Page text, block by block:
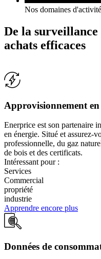
Nos domaines d'activité
De la surveillance
achats efficaces
Approvisionnement en
Enerprice est son partenaire
en énergie. Situé et assurez-
professionnelle, du gaz
de bois et des certificats.
Intéressant pour :
Services
Commercial
propriété
industrie
Apprendre encore plus
Données de